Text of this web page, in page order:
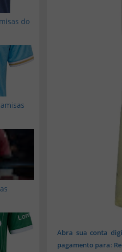
do
Abra sua conta
pagamento para: